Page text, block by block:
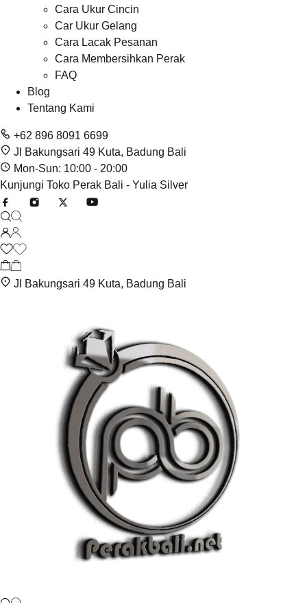
Cara Ukur Cincin
Car Ukur Gelang
Cara Lacak Pesanan
Cara Membersihkan Perak
FAQ
Blog
Tentang Kami
+62 896 8091 6699
Jl Bakungsari 49 Kuta, Badung Bali
Mon-Sun: 10:00 - 20:00
Kunjungi Toko Perak Bali - Yulia Silver
Jl Bakungsari 49 Kuta, Badung Bali